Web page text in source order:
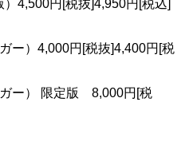
）4,500円[税抜]4,950円[税込]
ー）4,000円[税抜]4,400円[税
ー） 限定版 8,000円[税